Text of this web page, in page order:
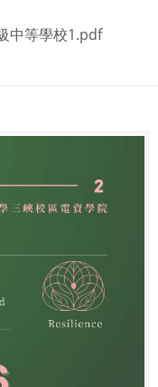
中等學校1.pdf